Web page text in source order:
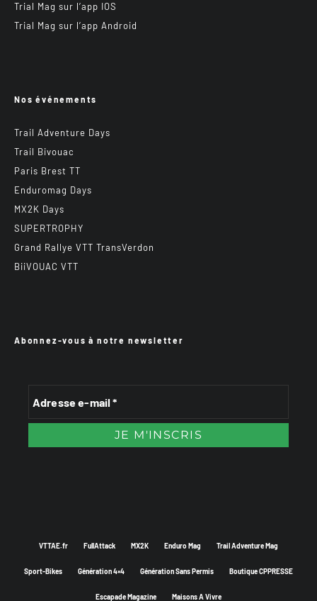
Trial Mag sur l’app IOS
Trial Mag sur l’app Android
Nos événements
Trail Adventure Days
Trail Bivouac
Paris Brest TT
Enduromag Days
MX2K Days
SUPERTROPHY
Grand Rallye VTT TransVerdon
BiiVOUAC VTT
Abonnez-vous à notre newsletter
VTTAE.fr FullAttack MX2K Enduro Mag Trail Adventure Mag
Sport-Bikes Génération 4×4 Génération Sans Permis Boutique CPPRESSE
Escapade Magazine Maisons A Vivre